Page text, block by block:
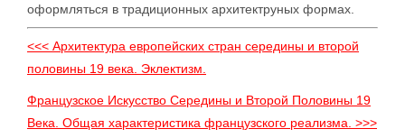
оформляться в традиционных архитектруных формах.
<<< Архитектура европейских стран середины и второй
половины 19 века. Эклектизм.
Французское Искусство Середины и Второй Половины 19
Века. Общая характеристика французского реализма. >>>